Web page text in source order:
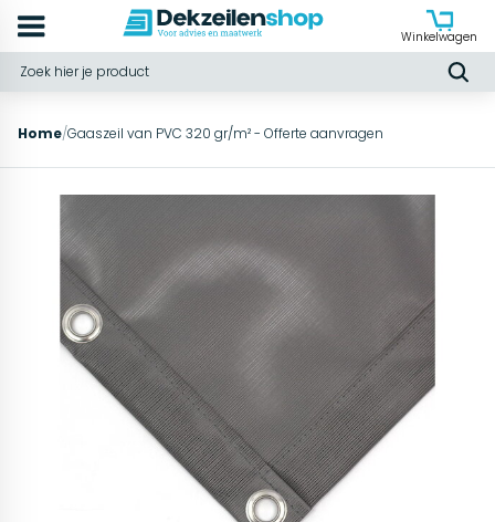
Winkelwagen
Home/Gaaszeil van PVC 320 gr/m² - Offerte aanvragen